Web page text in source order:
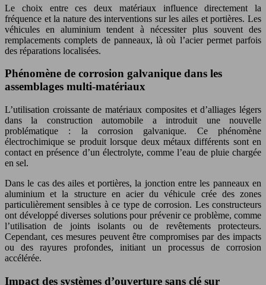
Le choix entre ces deux matériaux influence directement la
fréquence et la nature des interventions sur les ailes et portières. Les
véhicules en aluminium tendent à nécessiter plus souvent des
remplacements complets de panneaux, là où l’acier permet parfois
des réparations localisées.
Phénomène de corrosion galvanique dans les
assemblages multi-matériaux
L’utilisation croissante de matériaux composites et d’alliages légers
dans la construction automobile a introduit une nouvelle
problématique : la corrosion galvanique. Ce phénomène
électrochimique se produit lorsque deux métaux différents sont en
contact en présence d’un électrolyte, comme l’eau de pluie chargée
en sel.
Dans le cas des ailes et portières, la jonction entre les panneaux en
aluminium et la structure en acier du véhicule crée des zones
particulièrement sensibles à ce type de corrosion. Les constructeurs
ont développé diverses solutions pour prévenir ce problème, comme
l’utilisation de joints isolants ou de revêtements protecteurs.
Cependant, ces mesures peuvent être compromises par des impacts
ou des rayures profondes, initiant un processus de corrosion
accélérée.
Impact des systèmes d’ouverture sans clé sur